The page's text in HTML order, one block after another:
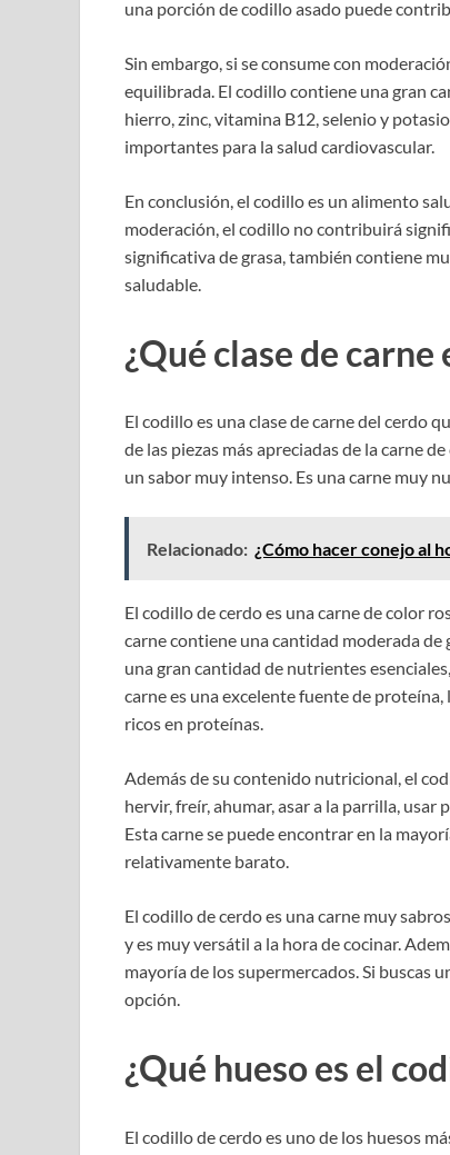
una porción de codillo asado puede
Sin embargo, si se consume con
equilibrada. El codillo contiene una gran
hierro, zinc, vitamina B12, selenio y
importantes para la salud cardiovascular.
En conclusión, el codillo es un alimento
moderación, el codillo no contribuirá
significativa de grasa, también contiene
saludable.
¿Qué clase de carne
El codillo es una clase de carne del cerdo
de las piezas más apreciadas de la carne
un sabor muy intenso. Es una carne muy
Relacionado: ¿Cómo hacer conejo al
El codillo de cerdo es una carne de color
carne contiene una cantidad moderada
una gran cantidad de nutrientes
carne es una excelente fuente de
ricos en proteínas.
Además de su contenido nutricional, el
hervir, freír, ahumar, asar a la parrilla, usar
Esta carne se puede encontrar en la
relativamente barato.
El codillo de cerdo es una carne muy
y es muy versátil a la hora de cocinar.
mayoría de los supermercados. Si buscas
opción.
¿Qué hueso es el
El codillo de cerdo es uno de los huesos